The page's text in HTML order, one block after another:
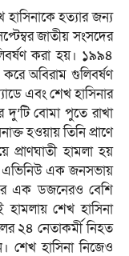
হত্যার জন্য
জাতীয় সংসদের
করা হয়। ১৯৯৪
অবিরাম গুলিবর্ষণ
এবং শেখ হাসিনার
বোমা পুতে রাখা
হওয়ায় তিনি প্রাণে
প্রাণঘাতী হামলা হয়
এভিনিউ এক জনসভায়
এক ডজনেরও বেশি
শেখ হাসিনা
২৪ নেতাকর্মী নিহত
হাসিনা নিজেও